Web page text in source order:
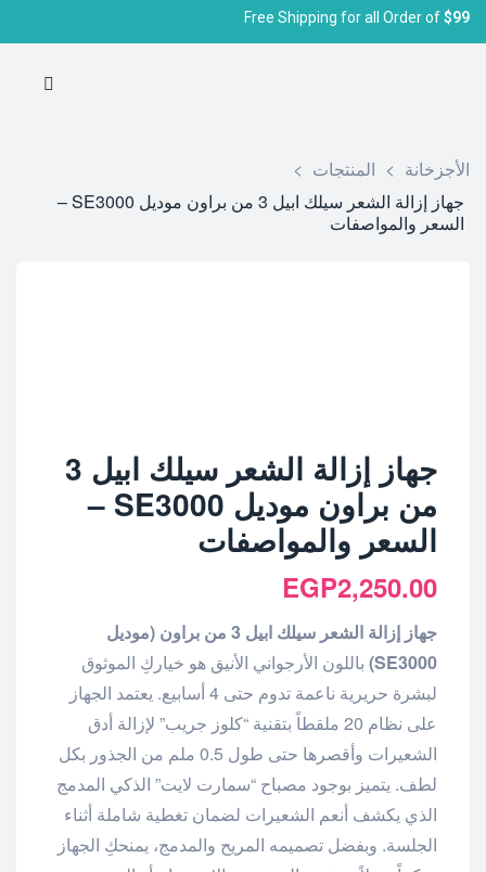
Free Shipping for all Order of$99
الأجزخانة > المنتجات >
جهاز إزالة الشعر سيلك ابيل 3 من براون موديل SE3000 –
السعر والمواصفات
جهاز إزالة الشعر سيلك ابيل 3
من براون موديل SE3000 –
السعر والمواصفات
EGP2,250.00
جهاز إزالة الشعر سيلك ابيل 3 من براون (موديل
SE3000) باللون الأرجواني الأنيق هو خياركِ الموثوق
لبشرة حريرية ناعمة تدوم حتى 4 أسابيع. يعتمد الجهاز
على نظام 20 ملقطاً بتقنية “كلوز جريب” لإزالة أدق
الشعيرات وأقصرها حتى طول 0.5 ملم من الجذور بكل
لطف. يتميز بوجود مصباح “سمارت لايت” الذكي المدمج
الذي يكشف أنعم الشعيرات لضمان تغطية شاملة أثناء
الجلسة. وبفضل تصميمه المريح والمدمج، يمنحكِ الجهاز